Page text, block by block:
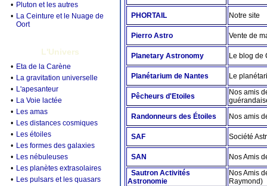
• Pluton et les autres
• La Ceinture et le Nuage de
Oort
L'Univers
• Eta de la Carène
• La gravitation universelle
• L'apesanteur
• La Voie lactée
• Les amas
• Les distances cosmiques
• Les étoiles
• Les formes des galaxies
• Les nébuleuses
• Les planètes extrasolaires
• Les pulsars et les quasars
PHORTAIL Notre site
Pierro Astro Vente de
Planetary Astronomy Le blog de
Planétarium de Nantes Le
Pêcheurs d'Etoiles
Nos amis
Randonneurs des Étoiles
Nos amis
SAF Société
SAN
Nos Amis
Sautron Activités
Astronomie
Nos Amis
Raymond)